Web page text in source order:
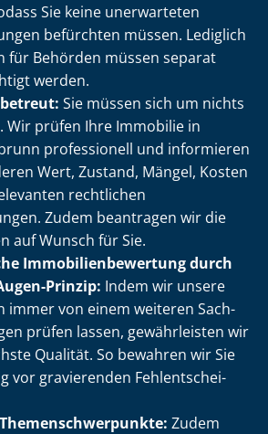
Sie keine unerwarteten
befürchten müssen. Lediglich
für Behörden müssen separat
werden.
Sie müssen sich um nichts
Wir prüfen Ihre Immobilie in
professionell und informieren
Wert, Zustand, Mängel, Kosten
rechtlichen
Zudem beantragen wir die
auf Wunsch für Sie.
Im­mo­bi­li­en­be­wer­tung durch
Prinzip: Indem wir unsere
immer von einem weiteren Sach­
prüfen lassen, gewährleisten wir
Qualität. So bewahren wir Sie
vor gravierenden Fehl­ent­schei­
Zudem